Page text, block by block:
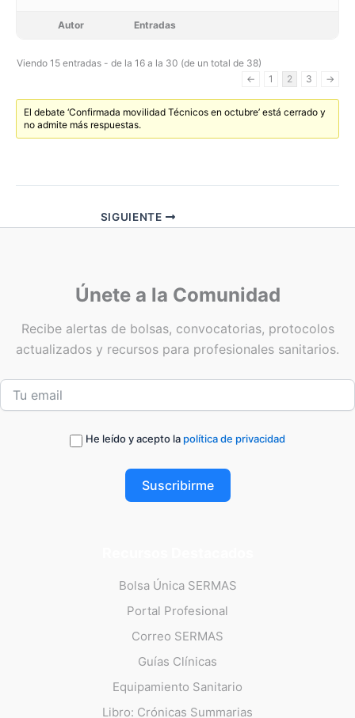
Autor Entradas
Viendo 15 entradas - de la 16 a la 30 (de un total de 38)
←
1 2 3 →
El debate ‘Confirmada movilidad Técnicos en octubre’ está cerrado y
no admite más respuestas.
SIGUIENTE
Únete a la Comunidad
Recibe alertas de bolsas, convocatorias, protocolos
actualizados y recursos para profesionales sanitarios.
He leído y acepto la política de privacidad
Suscribirme
Bolsa Única SERMAS
Portal Profesional
Correo SERMAS
Guías Clínicas
Equipamiento Sanitario
Libro: Crónicas Summarias